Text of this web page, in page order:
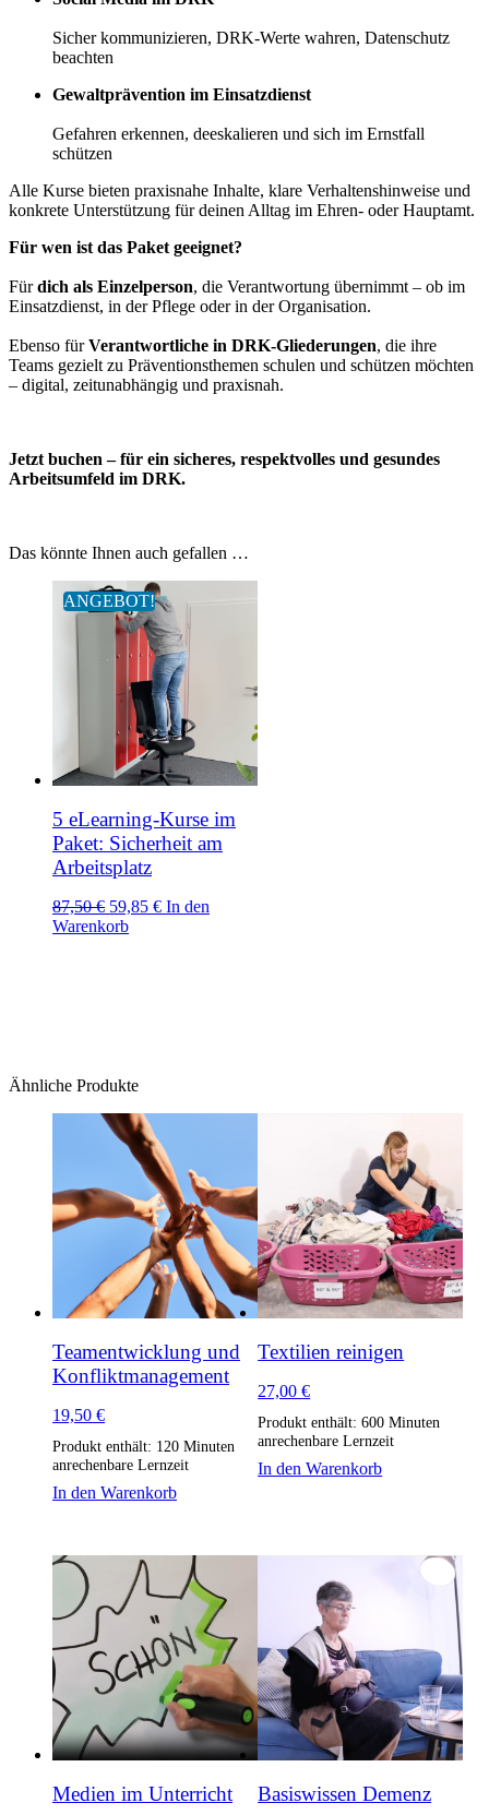
Sicher kommunizieren, DRK-Werte wahren, Datenschutz
beachten
Gewaltprävention im Einsatzdienst
Gefahren erkennen, deeskalieren und sich im Ernstfall
schützen
Alle Kurse bieten praxisnahe Inhalte, klare Verhaltenshinweise und
konkrete Unterstützung für deinen Alltag im Ehren- oder Hauptamt.
Für wen ist das Paket geeignet?
Fürdich als Einzelperson, die Verantwortung übernimmt – ob im
Einsatzdienst, in der Pflege oder in der Organisation.
Ebenso fürVerantwortliche in DRK-Gliederungen, die ihre
Teams gezielt zu Präventionsthemen schulen und schützen möchten
– digital, zeitunabhängig und praxisnah.
Jetzt buchen – für ein sicheres, respektvolles und gesundes
Arbeitsumfeld im DRK.
Das könnte Ihnen auch gefallen …
ANGEBOT!
5 eLearning-Kurse im
Paket: Sicherheit am
Arbeitsplatz
87,50€ Ursprünglicher
Preis
59,85 €Aktueller
In den
Warenkorb
Ähnliche Produkte
Teamentwicklung und
Konfliktmanagement
19,50 €
Produkt enthält: 120 Minuten
anrechenbare Lernzeit
In den Warenkorb
Textilien reinigen
27,00€
Produkt enthält: 600Minuten
anrechenbare Lernzeit
In den Warenkorb
Medien im Unterricht Basiswissen Demenz